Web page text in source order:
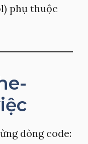
phụ thuộc
dòng code: